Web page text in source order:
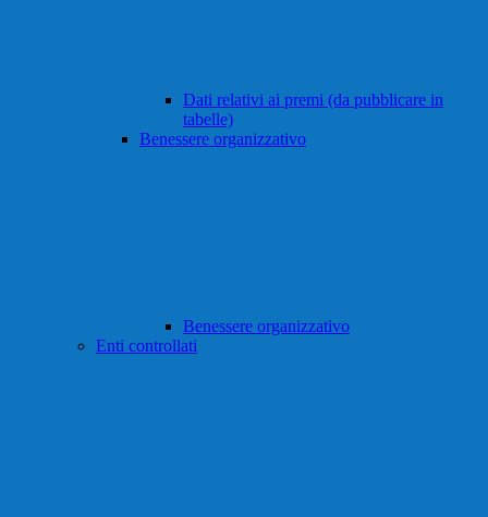
Dati relativi ai premi (da pubblicare in
tabelle)
Benessere organizzativo
Benessere organizzativo
Enti controllati